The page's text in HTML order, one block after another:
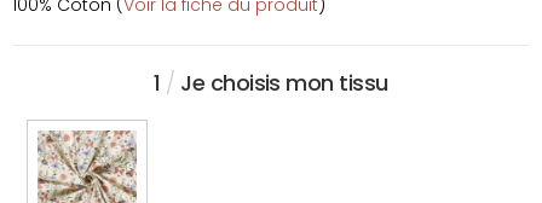
100% Coton (Voir la fiche du produit)
1 / Je choisis mon tissu